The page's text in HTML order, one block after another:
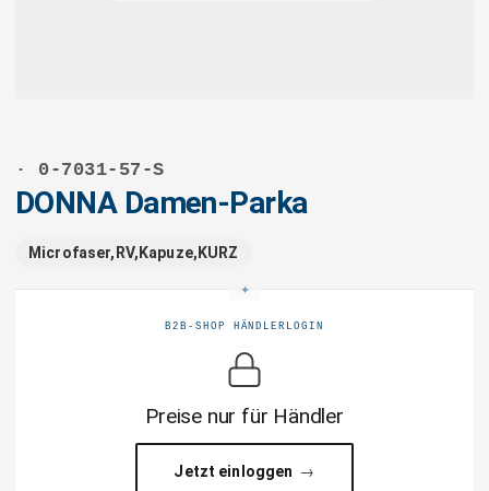
· 0-7031-57-S
DONNA Damen-Parka
Microfaser,RV,Kapuze,KURZ
B2B-SHOP HÄNDLERLOGIN
Preise nur für Händler
Jetzt einloggen